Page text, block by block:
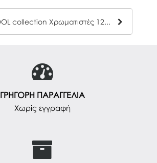
Κιμωλίες SCOOL collection Χρωματιστές 12τμχ
ΓΡΗΓΟΡΗ ΠΑΡΑΓΓΕΛΙΑ
Χωρίς εγγραφή